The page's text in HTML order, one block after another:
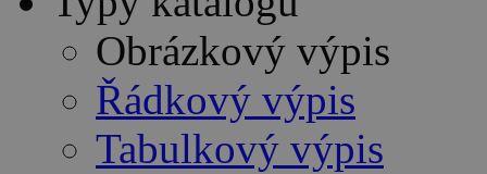
Obrázkový výpis
Řádkový výpis
Tabulkový výpis